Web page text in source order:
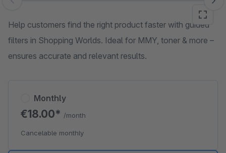
Skip image gallery
Help customers find the right product faster with guided
filters in Shopping Worlds. Ideal for MMY, toner & more –
ensures accurate and relevant results.
Monthly
€18.00* /month
Cancelable monthly